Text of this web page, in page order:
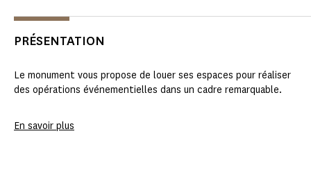
PRÉSENTATION
Le monument vous propose de louer ses espaces pour réaliser
des opérations événementielles dans un cadre remarquable.
En savoir plus